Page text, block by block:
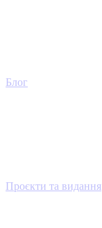
Блог
Проєкти та видання